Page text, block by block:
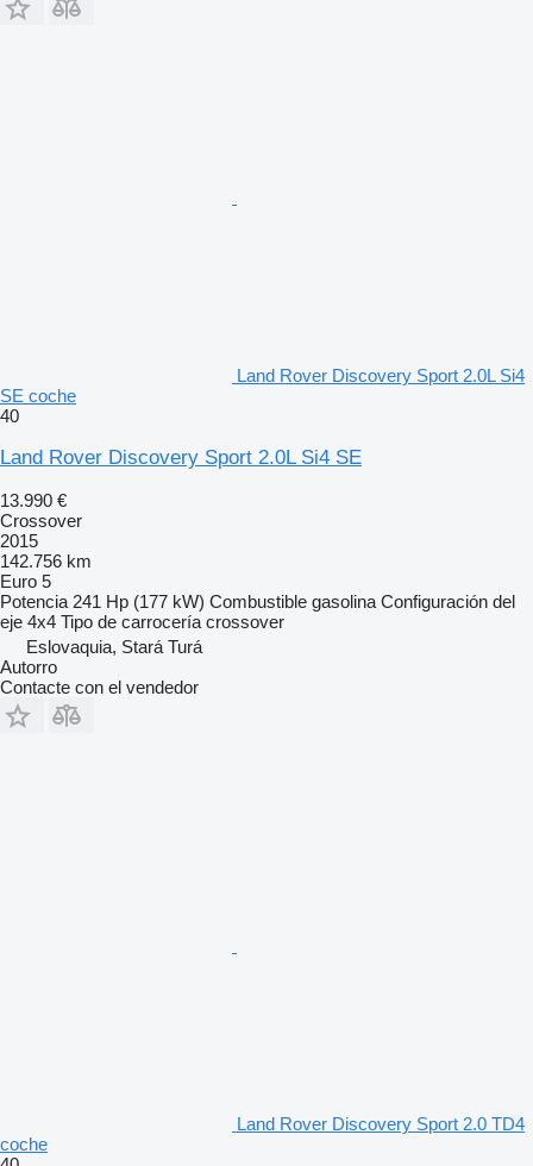
Land Rover Discovery Sport 2.0L Si4
SE coche
40
Land Rover Discovery Sport 2.0L Si4 SE
13.990 €
Crossover
2015
142.756 km
Euro 5
Potencia 241 Hp (177 kW) Combustible gasolina Configuración del
eje 4x4 Tipo de carrocería crossover
Eslovaquia, Stará Turá
Autorro
Contacte con el vendedor
Land Rover Discovery Sport 2.0 TD4
coche